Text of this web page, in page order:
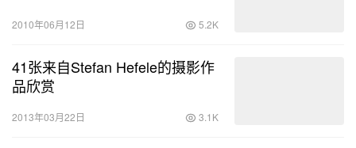
2010年06月12日 5.2K
41张来自Stefan Hefele的摄影作
品欣赏
2013年03月22日 3.1K